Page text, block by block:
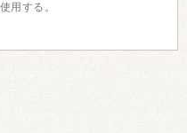
用する。